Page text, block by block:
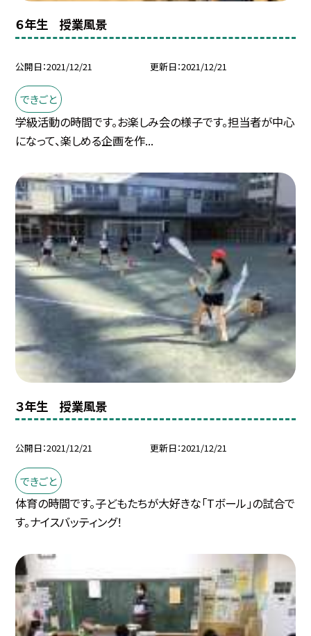
６年生 授業風景
公開日 2021/12/21 更新日 2021/12/21
できごと
学級活動の時間です。お楽しみ会の様子です。担当者が中心
になって、楽しめる企画を作...
３年生 授業風景
公開日 2021/12/21 更新日 2021/12/21
できごと
体育の時間です。子どもたちが大好きな「Tボール」の試合で
す。ナイスバッティング！